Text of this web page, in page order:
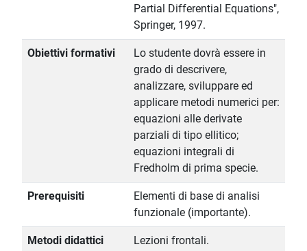
Partial Differential Equations",
Springer, 1997.
Obiettivi formativi
Lo studente dovrà essere in
grado di descrivere,
analizzare, sviluppare ed
applicare metodi numerici per:
equazioni alle derivate
parziali di tipo ellitico;
equazioni integrali di
Fredholm di prima specie.
Prerequisiti
Elementi di base di analisi
funzionale (importante).
Metodi didattici Lezioni frontali.